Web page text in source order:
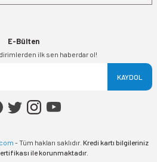
E-Bülten
ilk sen haberdar ol!
KAYDOL
- Tüm hakları saklıdır. Kredi kartı bilgileriniz
ile korunmaktadır.